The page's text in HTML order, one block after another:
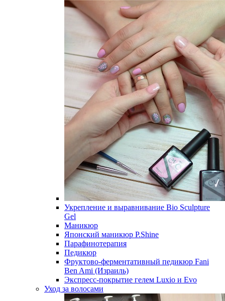
Укрепление и выравнивание Bio Sculpture
Gel
Маникюр
Японский маникюр P.Shine
Парафинотерапия
Педикюр
Фруктово-ферментативный педикюр Fani
Ben Ami (Израиль)
Экспресс-покрытие гелем Luxio и Evo
Уход за волосами